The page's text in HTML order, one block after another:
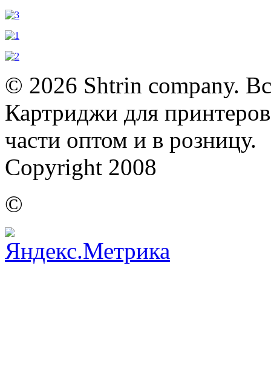
© 2026 Shtrin company.
Картриджи для
части оптом и в розницу.
Copyright 2008
©